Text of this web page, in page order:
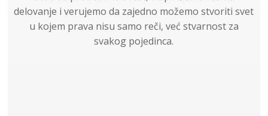
delovanje i verujemo da zajedno možemo stvoriti svet
u kojem prava nisu samo reči, već stvarnost za
svakog pojedinca.